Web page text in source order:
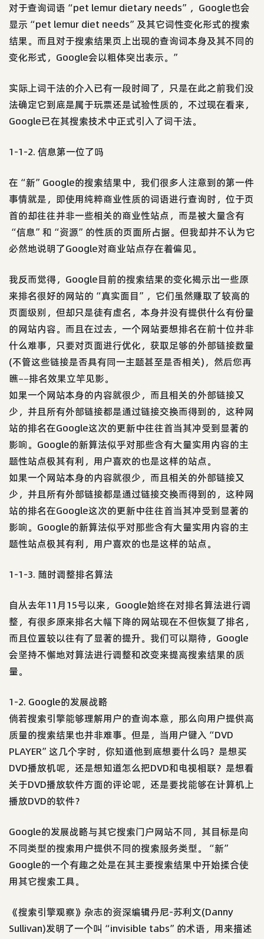
对于查询词语“pet lemur dietary needs”，Google也会
显示“pet lemur diet needs”及其它词性变化形式的搜索
结果。而且对于搜索结果页上出现的查询词本身及其不同的
变化形式，Google会以粗体突出表示。”
实际上词干法的介入已有一段时间了，只是在此之前我们没
法确定它到底是属于玩票还是试验性质的，不过现在看来，
Google已在其搜索技术中正式引入了词干法。
1-1-2. 信息第一位了吗
在“新”Google的搜索结果中，我们很多人注意到的第一件
事情就是，即使用纯粹商业性质的词语进行查询时，位于页
首的却往往并非一些相关的商业性站点，而是被大量含有
“信息”和“资源”的性质的页面所占据。但我却并不认为它
必然地说明了Google对商业站点存在着偏见。
我反而觉得，Google目前的搜索结果的变化揭示出一些原
来排名很好的网站的“真实面目”，它们虽然赚取了较高的
页面级别，但却只是徒有虚名，本身并没有提供什么有份量
的网站内容。而且在过去，一个网站要想排名在前十位并非
什么难事，只要对页面进行优化，获取足够的外部链接数量
(不管这些链接是否具有同一主题甚至是否相关)，然后您再
瞧––排名效果立竿见影。
如果一个网站本身的内容就很少，而且相关的外部链接又
少，并且所有外部链接都是通过链接交换而得到的，这种网
站的排名在Google这次的更新中往往首当其冲受到显著的
影响。Google的新算法似乎对那些含有大量实用内容的主
题性站点极其有利，用户喜欢的也是这样的站点。
如果一个网站本身的内容就很少，而且相关的外部链接又
少，并且所有外部链接都是通过链接交换而得到的，这种网
站的排名在Google这次的更新中往往首当其冲受到显著的
影响。Google的新算法似乎对那些含有大量实用内容的主
题性站点极其有利，用户喜欢的也是这样的站点。
1-1-3. 随时调整排名算法
自从去年11月15号以来，Google始终在对排名算法进行调
整，有很多原来排名大幅下降的网站现在不但恢复了排名，
而且位置较以往有了显著的提升。我们可以期待，Google
会坚持不懈地对算法进行调整和改变来提高搜索结果的质
量。
1-2. Google的发展战略
倘若搜索引擎能够理解用户的查询本意，那么向用户提供高
质量的搜索结果也并非难事。但是，当用户键入“DVD
PLAYER”这几个字时，你知道他到底想要什么吗？是想买
DVD播放机呢，还是想知道怎么把DVD和电视相联？是想看
关于DVD播放软件方面的评论呢，还是要找能够在计算机上
播放DVD的软件？
Google的发展战略与其它搜索门户网站不同，其目标是向
不同类型的搜索用户提供不同的搜索服务类型。“新”
Google的一个有趣之处是在其主要搜索结果中开始揉合使
用其它搜索工具。
《搜索引擎观察》杂志的资深编辑丹尼-苏利文(Danny
Sullivan)发明了一个叫“invisible tabs”的术语，用来描述